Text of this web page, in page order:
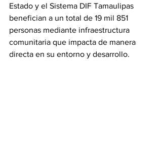
Estado y el Sistema DIF Tamaulipas
benefician a un total de 19 mil 851
personas mediante infraestructura
comunitaria que impacta de manera
directa en su entorno y desarrollo.